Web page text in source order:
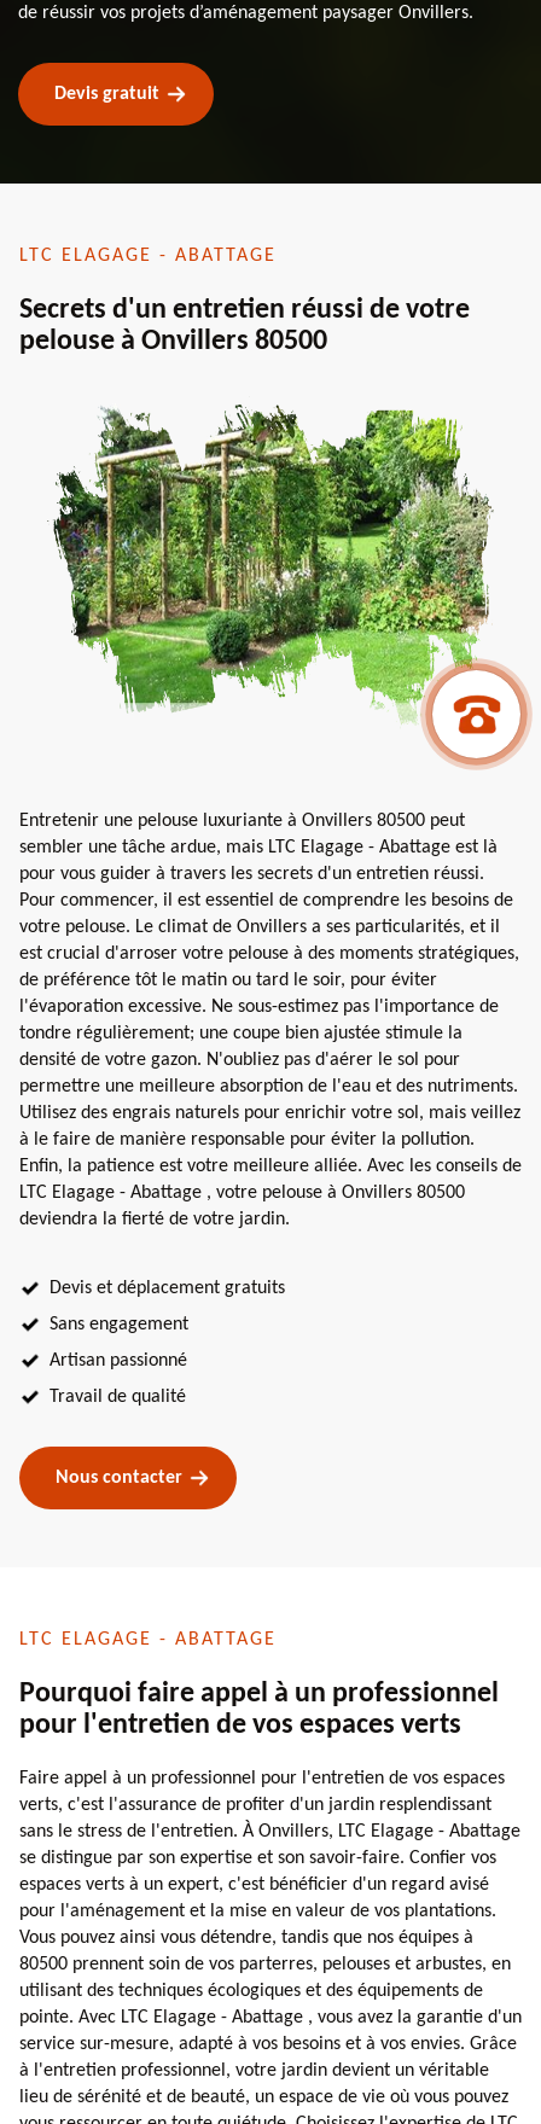
de réussir vos projets d’aménagement paysager Onvillers.
Devis gratuit
LTC ELAGAGE - ABATTAGE
Secrets d'un entretien réussi de votre
pelouse à Onvillers 80500
Entretenir une pelouse luxuriante à Onvillers 80500 peut
sembler une tâche ardue, mais LTC Elagage - Abattage est là
pour vous guider à travers les secrets d'un entretien réussi.
Pour commencer, il est essentiel de comprendre les besoins de
votre pelouse. Le climat de Onvillers a ses particularités, et il
est crucial d'arroser votre pelouse à des moments stratégiques,
de préférence tôt le matin ou tard le soir, pour éviter
l'évaporation excessive. Ne sous-estimez pas l'importance de
tondre régulièrement; une coupe bien ajustée stimule la
densité de votre gazon. N'oubliez pas d'aérer le sol pour
permettre une meilleure absorption de l'eau et des nutriments.
Utilisez des engrais naturels pour enrichir votre sol, mais veillez
à le faire de manière responsable pour éviter la pollution.
Enfin, la patience est votre meilleure alliée. Avec les conseils de
LTC Elagage - Abattage , votre pelouse à Onvillers 80500
deviendra la fierté de votre jardin.
Devis et déplacement gratuits
Sans engagement
Artisan passionné
Travail de qualité
Nous contacter
LTC ELAGAGE - ABATTAGE
Pourquoi faire appel à un professionnel
pour l'entretien de vos espaces verts
Faire appel à un professionnel pour l'entretien de vos espaces
verts, c'est l'assurance de profiter d'un jardin resplendissant
sans le stress de l'entretien. À Onvillers, LTC Elagage - Abattage
se distingue par son expertise et son savoir-faire. Confier vos
espaces verts à un expert, c'est bénéficier d'un regard avisé
pour l'aménagement et la mise en valeur de vos plantations.
Vous pouvez ainsi vous détendre, tandis que nos équipes à
80500 prennent soin de vos parterres, pelouses et arbustes, en
utilisant des techniques écologiques et des équipements de
pointe. Avec LTC Elagage - Abattage , vous avez la garantie d'un
service sur-mesure, adapté à vos besoins et à vos envies. Grâce
à l'entretien professionnel, votre jardin devient un véritable
lieu de sérénité et de beauté, un espace de vie où vous pouvez